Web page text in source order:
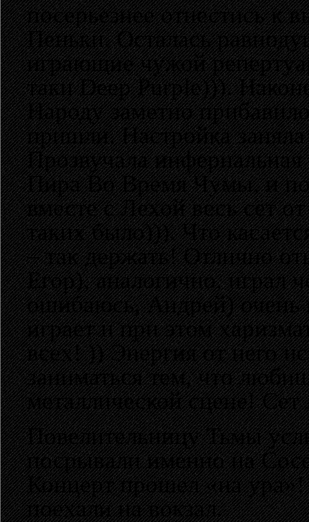
посерьезнее отнестись к
Пеньки. Осталась
играющие чужой
таки Deep Purple))).
Народу заметно
пришли. Настройка
Прозвучала
Пира Во Время Чумы, и
вместе с Лехой весь сет
таких было))). Что
– так держать! Отлично
Егор), аналогично, играл
ошибаюсь, Андрей) очень
играет и при этом
всех! )) Энергия от него
заниматься тем, что
металлической сцене!
Повелительницу Тьмы
посрывали именно на
Концерт прошел «на ура»!
поехали на вокзал.